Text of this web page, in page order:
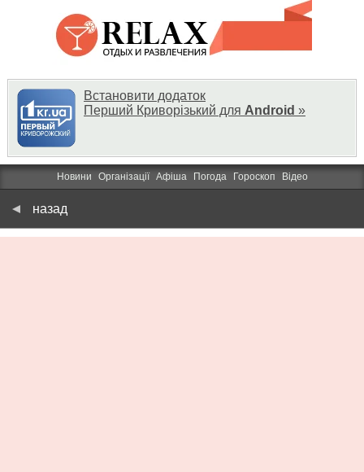
Встановити додаток
Перший Криворізький для Android »
Новини Організації Афіша Погода Гороскоп Відео
назад